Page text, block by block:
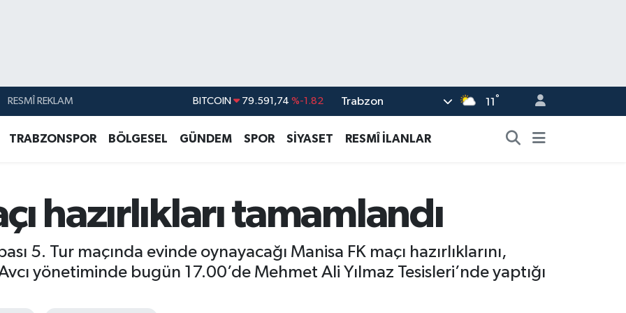
RESMÎ REKLAM DOLAR 45,43620 %0.02
BİST100
BITCOIN 79.591,74 %-1.82
Trabzon 11 °
TRABZONSPOR BÖLGESEL GÜNDEM SPOR SİYASET RESMÎ İLANLAR
hazırlıkları tamamlandı
5. Tur maçında evinde oynayacağı Manisa FK maçı hazırlıklarını,
yönetiminde bugün 17.00’de Mehmet Ali Yılmaz Tesisleri’nde yaptığı